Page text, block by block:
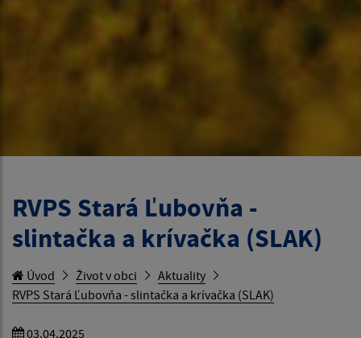
RVPS Stará Ľubovňa -
slintačka a krívačka (SLAK)
Úvod Život v obci
Aktuality
RVPS Stará Ľubovňa - slintačka a krívačka (SLAK)
03.04.2025